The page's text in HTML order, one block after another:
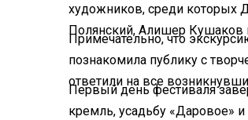
художников, среди которых
Полянский, Алишер Кушаков
Примечательно, что
познакомила публику с
ответили на все
Первый день фестиваля
кремль, усадьбу «Даровое»